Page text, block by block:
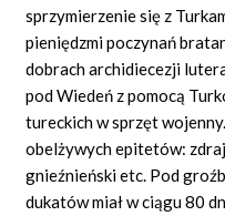
sprzymierzenie się z
pieniędzmi poczynań
dobrach archidiecezji
pod Wiedeń z pomocą
tureckich w sprzęt
obelżywych epitetów:
gnieźnieński etc. Pod
dukatów miał w ciągu 80